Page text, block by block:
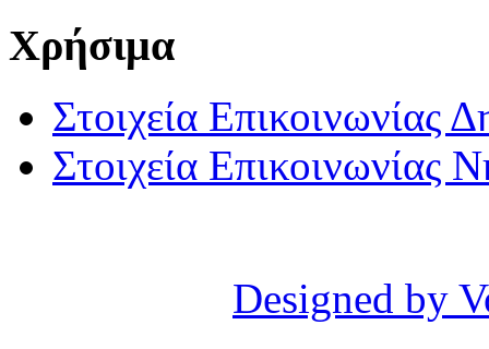
Χρήσιμα
Στοιχεία Επικοινωνίας
Στοιχεία Επικοινωνίας
Designed by